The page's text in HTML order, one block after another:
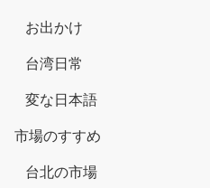
お出かけ
台湾日常
変な日本語
市場のすすめ
台北の市場